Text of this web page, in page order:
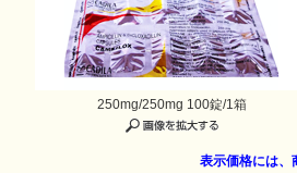
250mg/250mg 100錠/1箱
表示価格には、